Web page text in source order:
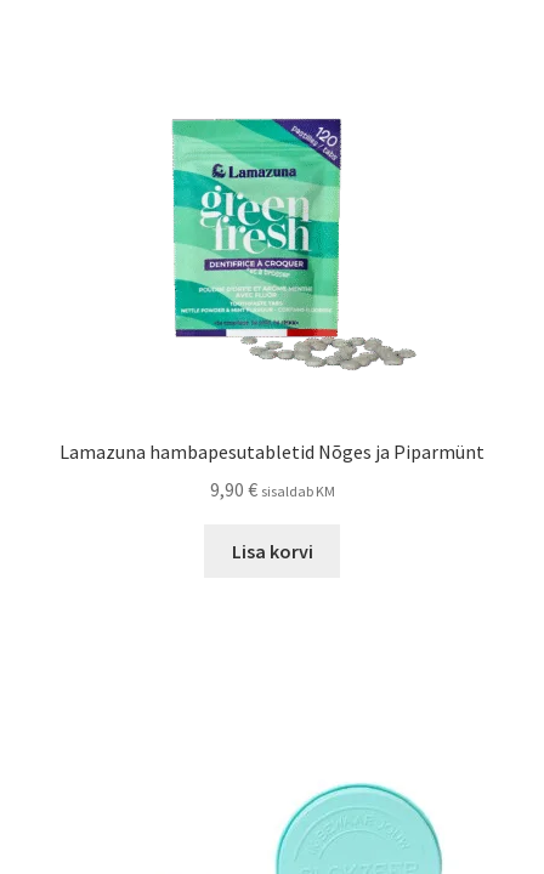
Lamazuna hambapesutabletid Nõges ja Piparmünt
9,90 € sisaldab KM
Lisa korvi